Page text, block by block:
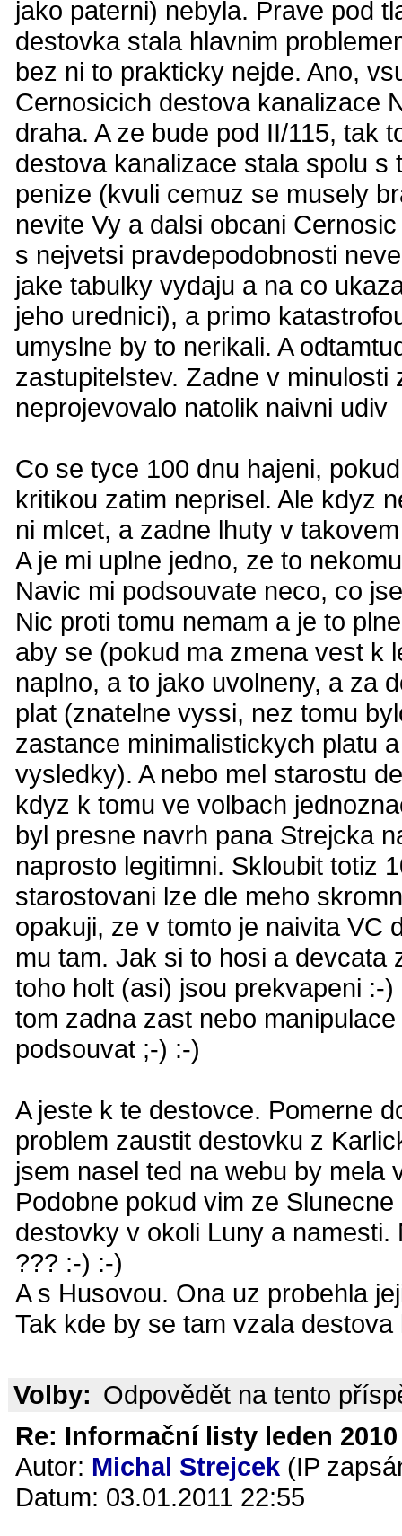
jako paterni) nebyla. Prave pod
destovka stala hlavnim
bez ni to prakticky nejde. Ano,
Cernosicich destova kanalizace
draha. A ze bude pod II/115, tak
destova kanalizace stala spolu
penize (kvuli cemuz se musely
nevite Vy a dalsi obcani
s nejvetsi pravdepodobnosti
jake tabulky vydaju a na co
jeho urednici), a primo
umyslne by to nerikali. A
zastupitelstev. Zadne v
neprojevovalo natolik naivni udiv
Co se tyce 100 dnu hajeni,
kritikou zatim neprisel. Ale kdyz
ni mlcet, a zadne lhuty v
A je mi uplne jedno, ze to
Navic mi podsouvate neco, co
Nic proti tomu nemam a je to
aby se (pokud ma zmena vest k
naplno, a to jako uvolneny, a za
plat (znatelne vyssi, nez tomu
zastance minimalistickych platu
vysledky). A nebo mel starostu
kdyz k tomu ve volbach
byl presne navrh pana Strejcka
naprosto legitimni. Skloubit totiz
starostovani lze dle meho
opakuji, ze v tomto je naivita VC
mu tam. Jak si to hosi a
toho holt (asi) jsou prekvapeni :-
tom zadna zast nebo
podsouvat ;-) :-)
A jeste k te destovce. Pomerne
problem zaustit destovku z
jsem nasel ted na webu by
Podobne pokud vim ze
destovky v okoli Luny a
??? :-) :-)
A s Husovou. Ona uz probehla
Tak kde by se tam vzala
Volby: Odpovědět na tento
Re: Informační listy leden
Autor: Michal Strejcek (IP
Datum: 03.01.2011 22:55